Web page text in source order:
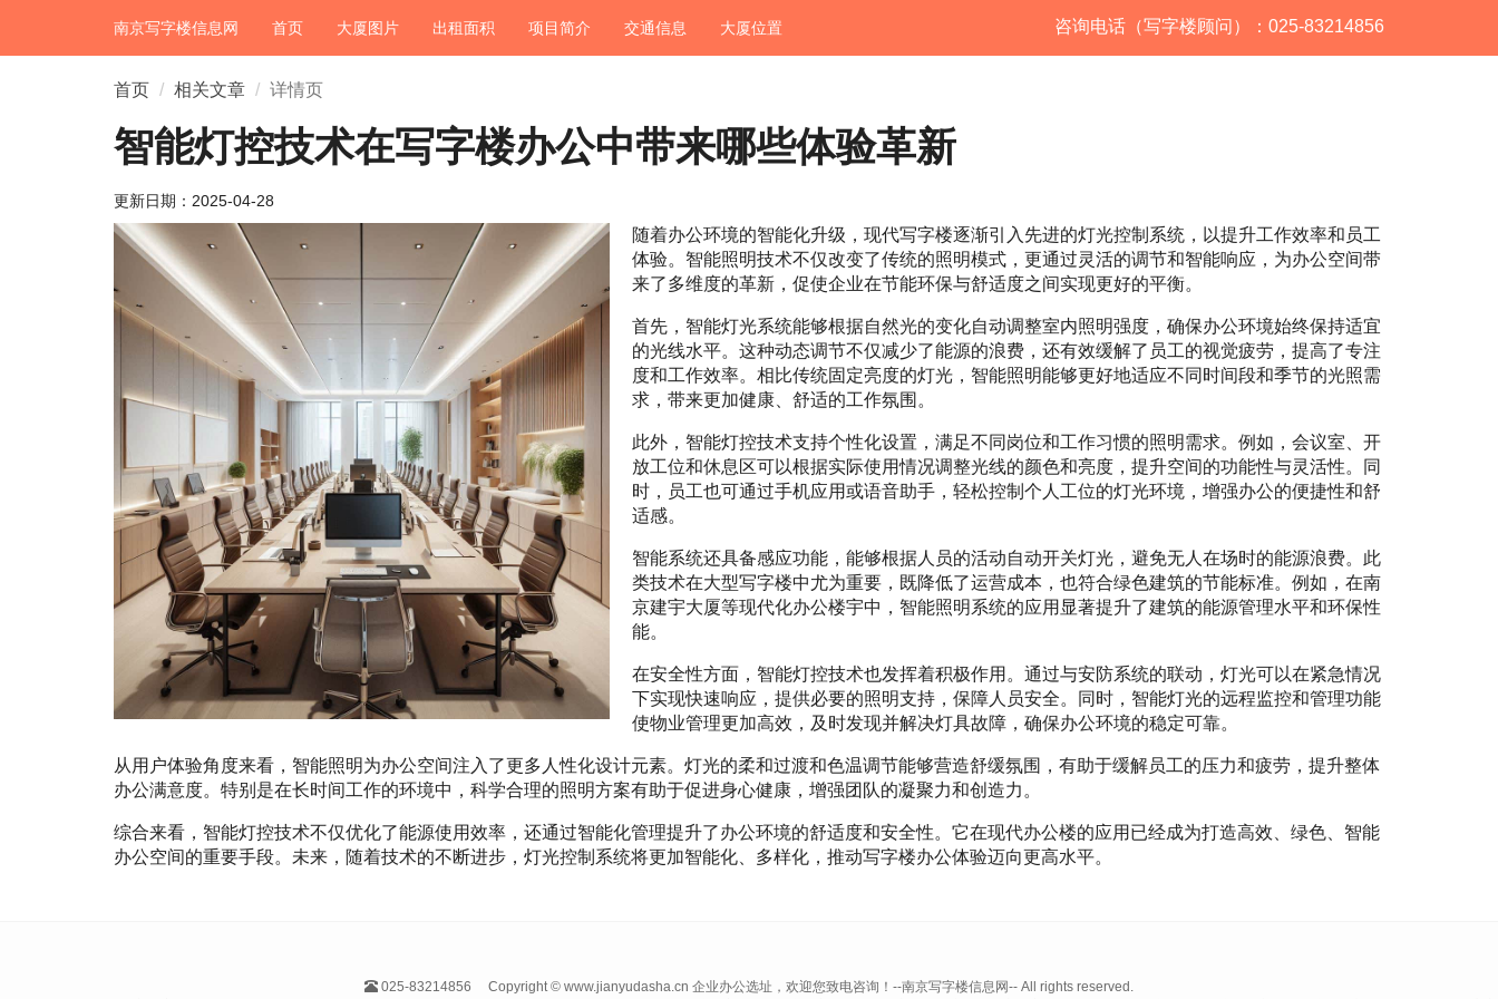
南京写字楼信息网 首页 大厦图片 出租面积 项目简介 交通信息 大厦位置 咨询电话（写字楼顾问）：025-83214856
首页 相关文章 详情页
智能灯控技术在写字楼办公中带来哪些体验革新
更新日期： 2025-04-28
随着办公环境的智能化升级，现代写字楼逐渐引入先进的灯光控制系统，以提升工作效率和员工
体验。智能照明技术不仅改变了传统的照明模式，更通过灵活的调节和智能响应，为办公空间带
来了多维度的革新，促使企业在节能环保与舒适度之间实现更好的平衡。
首先，智能灯光系统能够根据自然光的变化自动调整室内照明强度，确保办公环境始终保持适宜
的光线水平。这种动态调节不仅减少了能源的浪费，还有效缓解了员工的视觉疲劳，提高了专注
度和工作效率。相比传统固定亮度的灯光，智能照明能够更好地适应不同时间段和季节的光照需
求，带来更加健康、舒适的工作氛围。
此外，智能灯控技术支持个性化设置，满足不同岗位和工作习惯的照明需求。例如，会议室、开
放工位和休息区可以根据实际使用情况调整光线的颜色和亮度，提升空间的功能性与灵活性。同
时，员工也可通过手机应用或语音助手，轻松控制个人工位的灯光环境，增强办公的便捷性和舒
适感。
智能系统还具备感应功能，能够根据人员的活动自动开关灯光，避免无人在场时的能源浪费。此
类技术在大型写字楼中尤为重要，既降低了运营成本，也符合绿色建筑的节能标准。例如，在南
京建宇大厦等现代化办公楼宇中，智能照明系统的应用显著提升了建筑的能源管理水平和环保性
能。
在安全性方面，智能灯控技术也发挥着积极作用。通过与安防系统的联动，灯光可以在紧急情况
下实现快速响应，提供必要的照明支持，保障人员安全。同时，智能灯光的远程监控和管理功能
使物业管理更加高效，及时发现并解决灯具故障，确保办公环境的稳定可靠。
从用户体验角度来看，智能照明为办公空间注入了更多人性化设计元素。灯光的柔和过渡和色温调节能够营造舒缓氛围，有助于缓解员工的压力和疲劳，提升整体
办公满意度。特别是在长时间工作的环境中，科学合理的照明方案有助于促进身心健康，增强团队的凝聚力和创造力。
综合来看，智能灯控技术不仅优化了能源使用效率，还通过智能化管理提升了办公环境的舒适度和安全性。它在现代办公楼的应用已经成为打造高效、绿色、智能
办公空间的重要手段。未来，随着技术的不断进步，灯光控制系统将更加智能化、多样化，推动写字楼办公体验迈向更高水平。
025-83214856
Copyright © www.jianyudasha.cn 企业办公选址，欢迎您致电咨询！--南京写字楼信息网-- All rights reserved.